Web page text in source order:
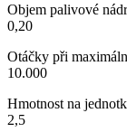
Objem palivové
0,20
Otáčky při
10.000
Hmotnost na
2,5